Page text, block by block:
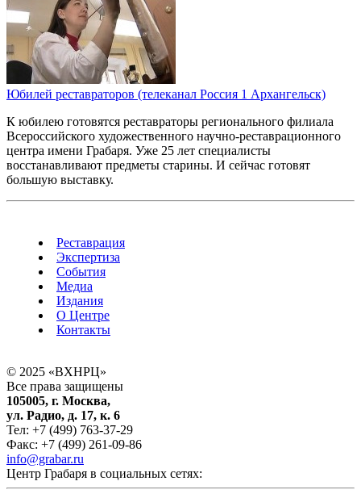
Юбилей реставраторов (телеканал Россия 1 Архангельск)
К юбилею готовятся реставраторы регионального филиала
Всероссийского художественного научно-реставрационного
центра имени Грабаря. Уже 25 лет специалисты
восстанавливают предметы старины. И сейчас готовят
большую выставку.
Реставрация
Экспертиза
События
Медиа
Издания
О Центре
Контакты
© 2025 «ВХНРЦ»
Все права защищены
105005, г. Москва,
ул. Радио, д. 17, к. 6
Тел: +7 (499) 763-37-29
Факс: +7 (499) 261-09-86
info@grabar.ru
Центр Грабаря в социальных сетях: